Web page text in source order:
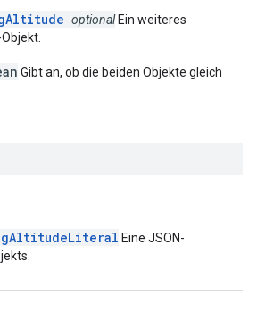
optionalEin weiteres
Gibt an, ob die beiden Objekte gleich
Eine JSON-